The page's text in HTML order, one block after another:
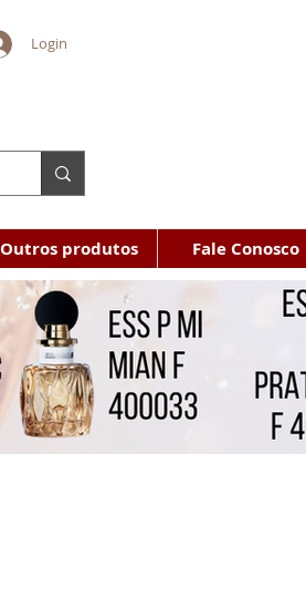
Login
Outros produtos Fale Conosco